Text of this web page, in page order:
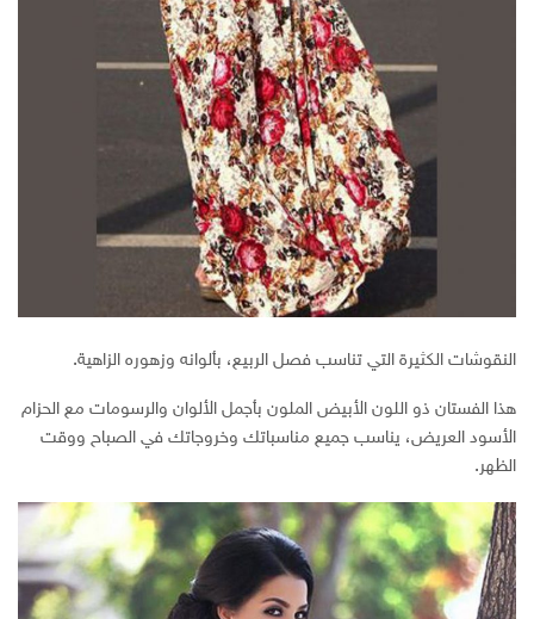
النقوشات الكثيرة التي تناسب فصل الربيع، بألوانه وزهوره الزاهية.
هذا الفستان ذو اللون الأبيض الملون بأجمل الألوان والرسومات مع الحزام
الأسود العريض، يناسب جميع مناسباتك وخروجاتك في الصباح ووقت
الظهر.